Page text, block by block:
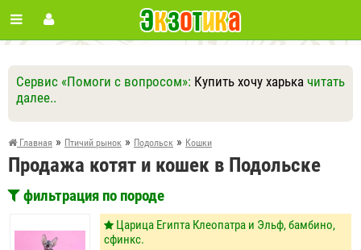
Сервис «Помоги с вопросом»: Купить хочу харька читать
далее..
Ответить Другие вопросы
Задать вопрос
Главная » Птичий рынок » Подольск » Кошки
Продажа котят и кошек в Подольске
фильтрация по породе
Царица Египта Клеопатра и Эльф, бамбино,
сфинкс.